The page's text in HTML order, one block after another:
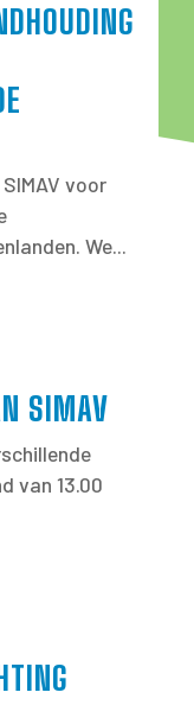
voor
We...
SIMAV
van 13.00